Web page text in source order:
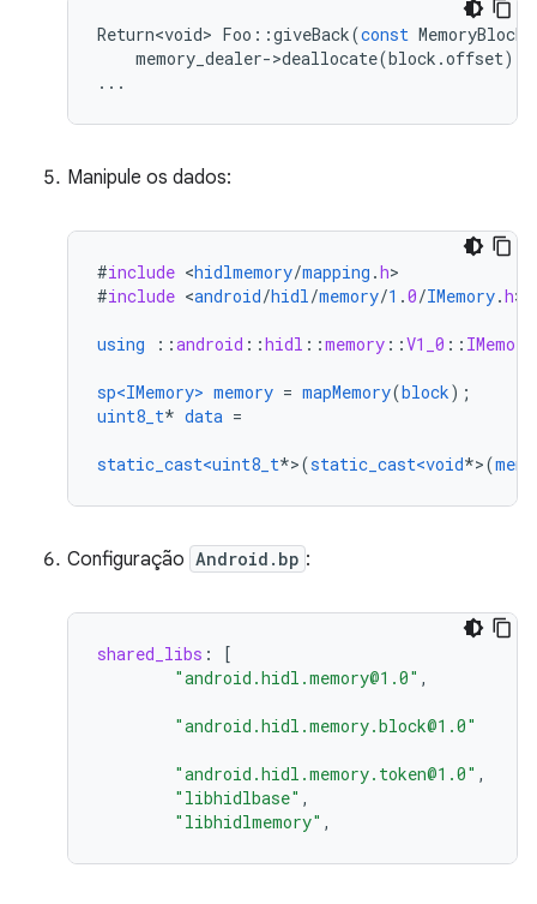
Return<void> Foo ::giveBack(const MemoryBlock
memory_dealer->deallocate(block .offset);
...
Manipule os dados:
#include <hidlmemory/mapping .h
#include <android/hidl/memory/1 .0/IMemory.h>
using ::android ::hidl ::memory ::V1_0 :: IMemory
sp<IMemory> memory = mapMemory(block);
uint8_t* data =
static_cast<uint8_t*>(static_cast<void*>(
Configuração Android.bp :
shared_libs :
[
"android.hidl.memory@1.0" ,
"android.hidl.memory.block@1.0"
"android.hidl.memory.token@1.0" ,
"libhidlbase" ,
"libhidlmemory" ,